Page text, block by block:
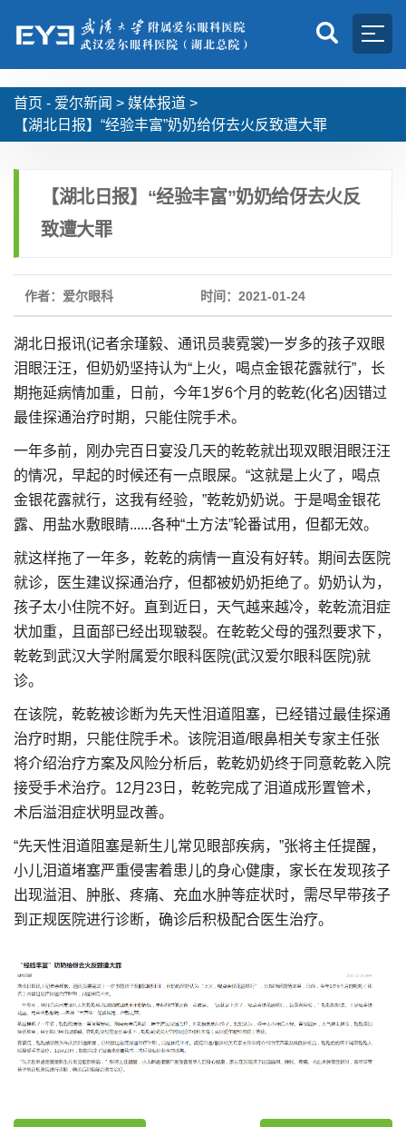
首页 - 爱尔新闻 > 媒体报道 >
【湖北日报】“经验丰富”奶奶给伢去火反致遭大罪
【湖北日报】“经验丰富”奶奶给伢去火反
致遭大罪
作者：爱尔眼科 时间：2021-01-24
湖北日报讯(记者余瑾毅、通讯员裴霓裳)一岁多的孩子双眼
泪眼汪汪，但奶奶坚持认为“上火，喝点金银花露就行”，长
期拖延病情加重，日前，今年1岁6个月的乾乾(化名)因错过
最佳探通治疗时期，只能住院手术。
一年多前，刚办完百日宴没几天的乾乾就出现双眼泪眼汪汪
的情况，早起的时候还有一点眼屎。“这就是上火了，喝点
金银花露就行，这我有经验，”乾乾奶奶说。于是喝金银花
露、用盐水敷眼睛......各种“土方法”轮番试用，但都无效。
就这样拖了一年多，乾乾的病情一直没有好转。期间去医院
就诊，医生建议探通治疗，但都被奶奶拒绝了。奶奶认为，
孩子太小住院不好。直到近日，天气越来越冷，乾乾流泪症
状加重，且面部已经出现皲裂。在乾乾父母的强烈要求下，
乾乾到武汉大学附属爱尔眼科医院(武汉爱尔眼科医院)就
诊。
在该院，乾乾被诊断为先天性泪道阻塞，已经错过最佳探通
治疗时期，只能住院手术。该院泪道/眼鼻相关专家主任张
将介绍治疗方案及风险分析后，乾乾奶奶终于同意乾乾入院
接受手术治疗。12月23日，乾乾完成了泪道成形置管术，
术后溢泪症状明显改善。
“先天性泪道阻塞是新生儿常见眼部疾病，”张将主任提醒，
小儿泪道堵塞严重侵害着患儿的身心健康，家长在发现孩子
出现溢泪、肿胀、疼痛、充血水肿等症状时，需尽早带孩子
到正规医院进行诊断，确诊后积极配合医生治疗。